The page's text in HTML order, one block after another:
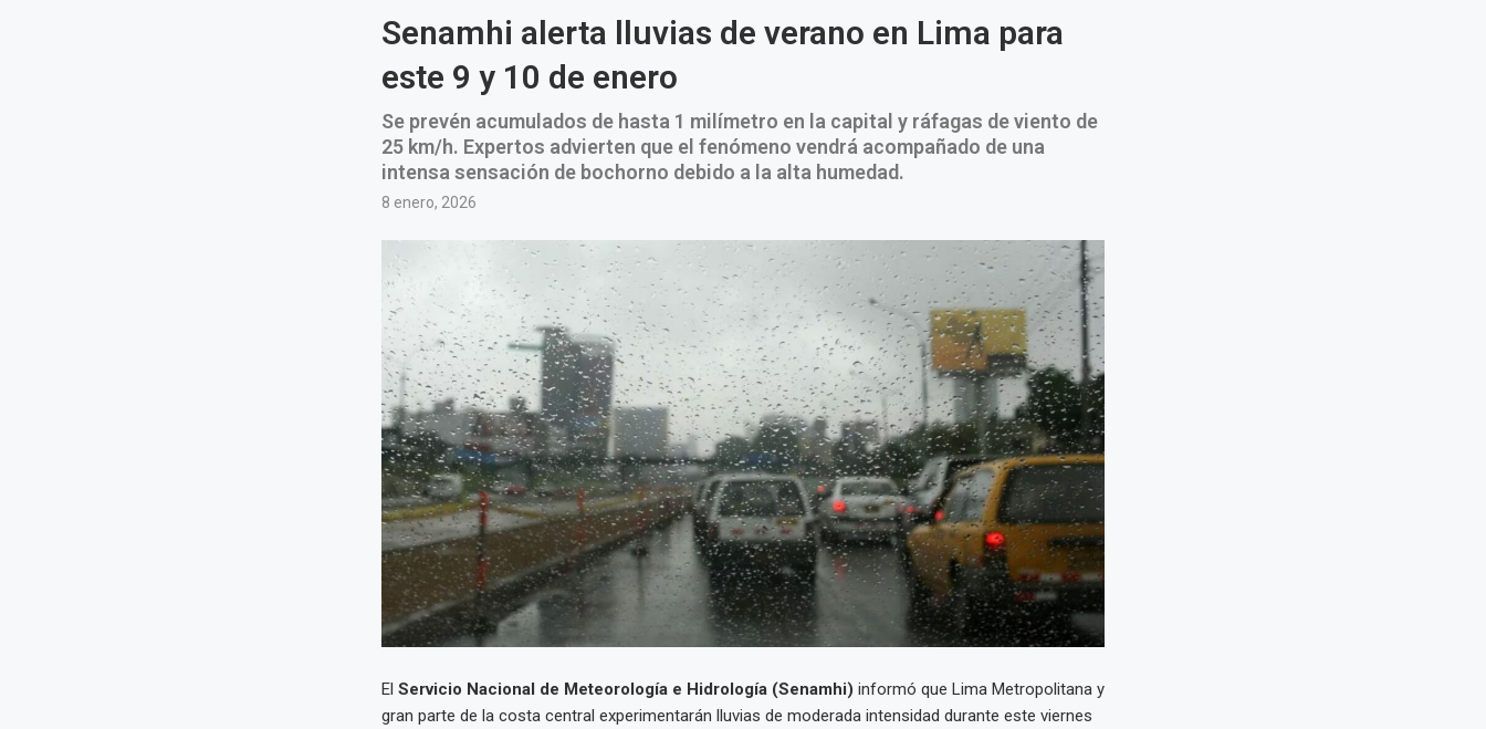
Senamhi alerta lluvias de verano en Lima para
este 9 y 10 de enero
Se prevén acumulados de hasta 1 milímetro en la capital y ráfagas de viento de
25 km/h. Expertos advierten que el fenómeno vendrá acompañado de una
intensa sensación de bochorno debido a la alta humedad.
8 enero, 2026
El Servicio Nacional de Meteorología e Hidrología (Senamhi) informó que Lima Metropolitana y
gran parte de la costa central experimentarán lluvias de moderada intensidad durante este viernes